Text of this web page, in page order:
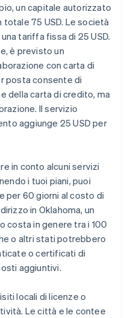
un capitale autorizzato
75 USD. Le società
tariffa fissa di 25 USD.
è previsto un
con carta di
posta consente di
della carta di credito, ma
Il servizio
aggiunge 25 USD per
in conto alcuni servizi
i tuoi piani, puoi
per 60 giorni al costo di
in Oklahoma, un
costa in genere tra i 100
o altri stati potrebbero
o certificati di
aggiuntivi.
locali di licenze o
Le città e le contee